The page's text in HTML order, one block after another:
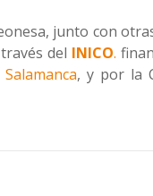
junto con
del INICO.
, y por la